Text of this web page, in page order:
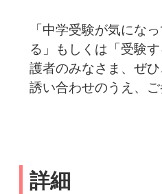
「中学受験が気にな
る」もしくは「受験
護者のみなさま、ぜ
誘い合わせのうえ、ご
詳細